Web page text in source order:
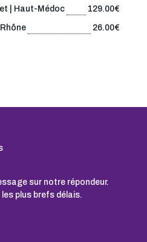
| Haut-Médoc 129.00€
26.00€
sur notre répondeur.
plus brefs délais.